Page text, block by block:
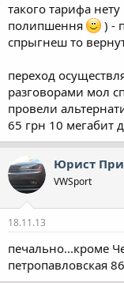
такого тарифа
полипшення
) -
спрыгнеш то
переход
разговорами мол
провели
65 грн 10 мегабит
Юрист
VWSport
18.11.13
печально...кроме
петропавловская